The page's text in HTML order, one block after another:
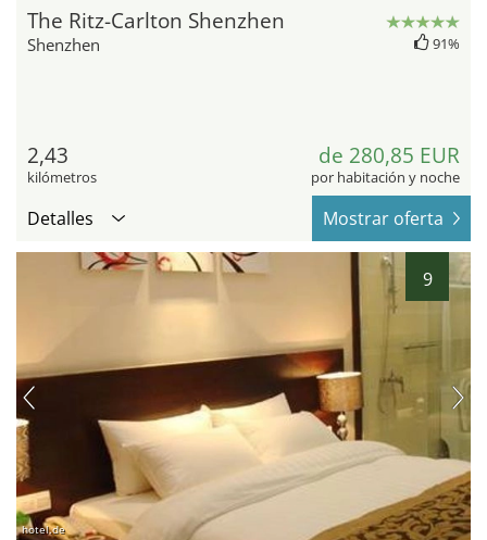
The Ritz-Carlton Shenzhen
Shenzhen 91%
2,43
kilómetros
de 280,85 EUR
por habitación y noche
Detalles Mostrar oferta
9
hotel.de